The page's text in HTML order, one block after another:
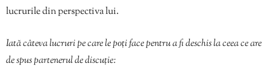
lucrurile din perspectiva lui.
Iată câteva lucruri pe care le poți face pentru a fi deschis la ceea ce are
de spus partenerul de discuție: